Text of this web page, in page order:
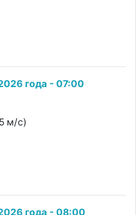
года - 07:00
м/с)
года - 08:00